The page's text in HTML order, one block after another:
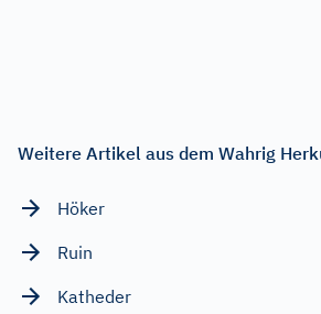
Weitere Artikel aus dem Wahrig
Höker
Ruin
Katheder